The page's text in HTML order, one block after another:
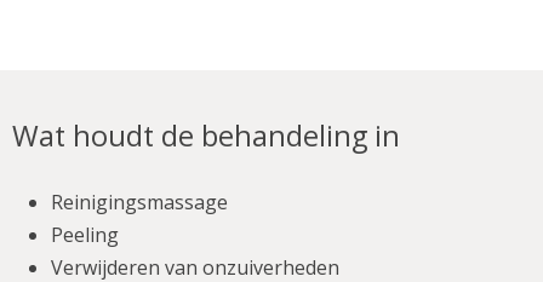
Wat houdt de behandeling in
Reinigingsmassage
Peeling
Verwijderen van onzuiverheden